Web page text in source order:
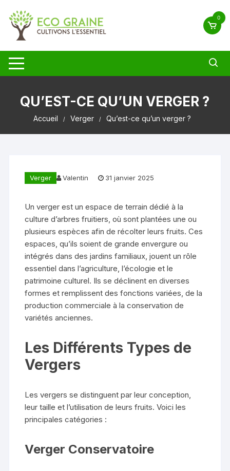
contenu
0
QU’EST-CE QU’UN VERGER ?
Accueil Verger Qu’est-ce qu’un verger ?
Verger Valentin 31 janvier 2025
Un verger est un espace de terrain dédié à la
culture d’arbres fruitiers, où sont plantées une ou
plusieurs espèces afin de récolter leurs fruits. Ces
espaces, qu’ils soient de grande envergure ou
intégrés dans des jardins familiaux, jouent un rôle
essentiel dans l’agriculture, l’écologie et le
patrimoine culturel. Ils se déclinent en diverses
formes et remplissent des fonctions variées, de la
production commerciale à la conservation de
variétés anciennes.
Les Différents Types de
Vergers
Les vergers se distinguent par leur conception,
leur taille et l’utilisation de leurs fruits. Voici les
principales catégories :
Verger Conservatoire